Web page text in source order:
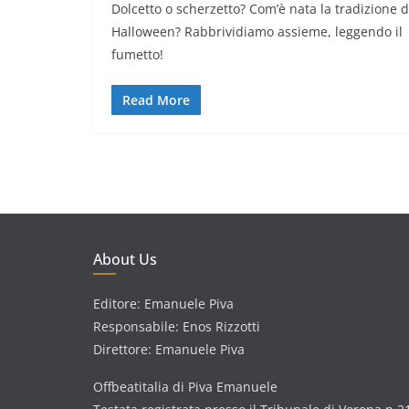
Dolcetto o scherzetto? Com’è nata la tradizione
Halloween? Rabbrividiamo assieme, leggendo il
fumetto!
Read More
About Us
Editore: Emanuele Piva
Responsabile: Enos Rizzotti
Direttore: Emanuele Piva
Offbeatitalia di Piva Emanuele